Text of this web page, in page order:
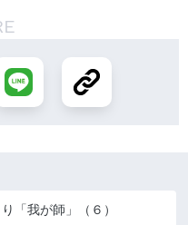
「我が師」（６）